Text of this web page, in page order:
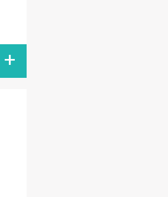
+